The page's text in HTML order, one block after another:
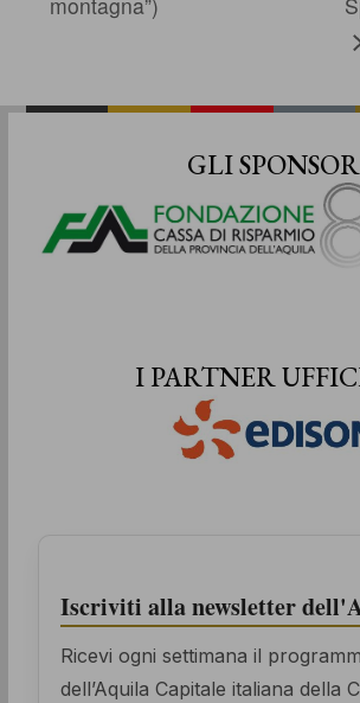
GLI SPONSOR
I PARTNER
Iscriviti alla newsletter
Ricevi ogni settimana il
dell’Aquila Capitale italiana della